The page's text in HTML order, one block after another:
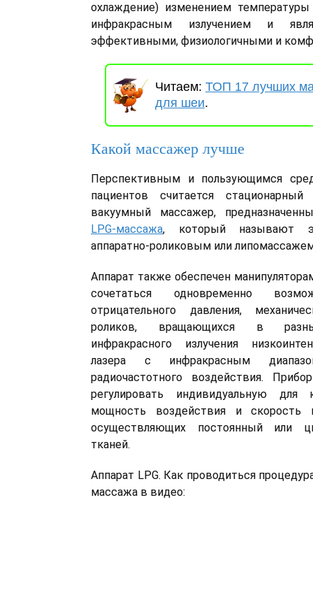
охлаждение) изменением
инфракрасным излучением и
эффективными, физиологичными и
Читаем: ТОП 17 лучших
для шеи.
Какой массажер лучше
Перспективным и пользующимся
пациентов считается стационарный
вакуумный массажер,
LPG-массажа, который называют
аппаратно-роликовым или
Аппарат также обеспечен
сочетаться одновременно
отрицательного давления,
роликов, вращающихся в
инфракрасного излучения
лазера с инфракрасным
радиочастотного воздействия.
регулировать индивидуальную для
мощность воздействия и скорость
осуществляющих постоянный или
тканей.
Аппарат LPG. Как проводиться
массажа в видео: